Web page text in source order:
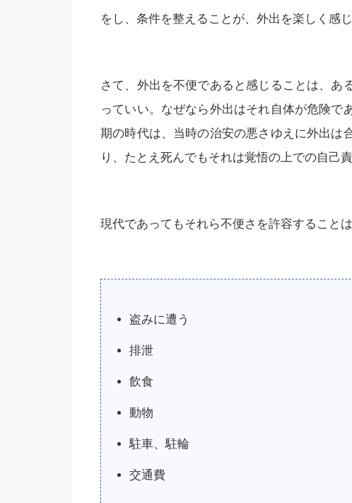
をし、条件を整えることが、外出を楽しく感
さて、外出を不便であると感じることは、あ
っていい。なぜなら外出はそれ自体が危険で
期の時代は、当時の治安の悪さゆえに外出は
り、たとえ死んでもそれは覚悟の上での自己
現代であってもそれら不便さを許容することは
盗みに遭う
排泄
飲食
動物
駐車、駐輪
交通費